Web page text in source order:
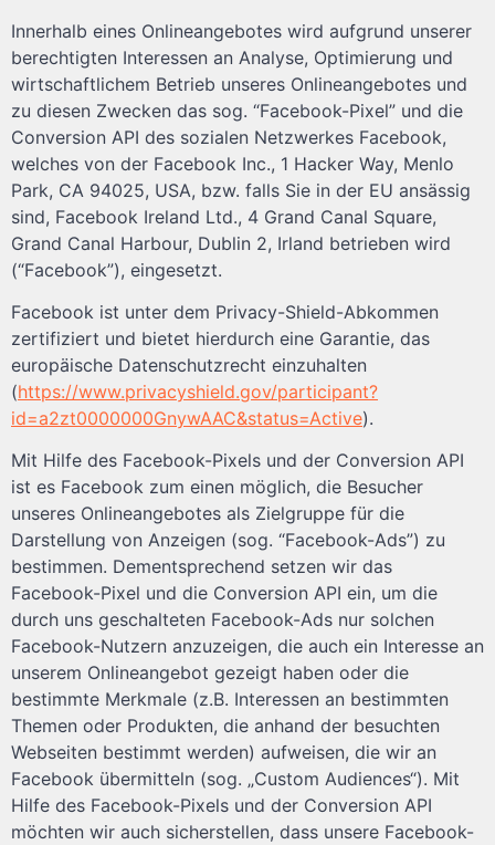
Innerhalb eines Onlineangebotes wird aufgrund unserer
berechtigten Interessen an Analyse, Optimierung und
wirtschaftlichem Betrieb unseres Onlineangebotes und
zu diesen Zwecken das sog. “Facebook-Pixel” und die
Conversion API des sozialen Netzwerkes Facebook,
welches von der Facebook Inc., 1 Hacker Way, Menlo
Park, CA 94025, USA, bzw. falls Sie in der EU ansässig
sind, Facebook Ireland Ltd., 4 Grand Canal Square,
Grand Canal Harbour, Dublin 2, Irland betrieben wird
(“Facebook”), eingesetzt.
Facebook ist unter dem Privacy-Shield-Abkommen
zertifiziert und bietet hierdurch eine Garantie, das
europäische Datenschutzrecht einzuhalten
(https://www.privacyshield.gov/participant?
id=a2zt0000000GnywAAC&status=Active).
Mit Hilfe des Facebook-Pixels und der Conversion API
ist es Facebook zum einen möglich, die Besucher
unseres Onlineangebotes als Zielgruppe für die
Darstellung von Anzeigen (sog. “Facebook-Ads”) zu
bestimmen. Dementsprechend setzen wir das
Facebook-Pixel und die Conversion API ein, um die
durch uns geschalteten Facebook-Ads nur solchen
Facebook-Nutzern anzuzeigen, die auch ein Interesse an
unserem Onlineangebot gezeigt haben oder die
bestimmte Merkmale (z.B. Interessen an bestimmten
Themen oder Produkten, die anhand der besuchten
Webseiten bestimmt werden) aufweisen, die wir an
Facebook übermitteln (sog. „Custom Audiences“). Mit
Hilfe des Facebook-Pixels und der Conversion API
möchten wir auch sicherstellen, dass unsere Facebook-